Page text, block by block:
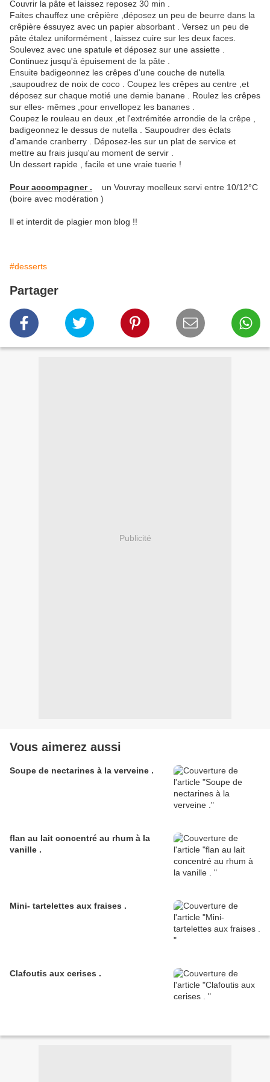
Couvrir la pâte et laissez reposez 30 min .
Faites chauffez une crêpière ,déposez un peu de beurre dans la
crêpière éssuyez avec un papier absorbant . Versez un peu de
pâte étalez uniformément , laissez cuire sur les deux faces.
Soulevez avec une spatule et déposez sur une assiette .
Continuez jusqu'à épuisement de la pâte .
Ensuite badigeonnez les crêpes d'une couche de nutella
,saupoudrez de noix de coco . Coupez les crêpes au centre ,et
déposez sur chaque motié une demie banane . Roulez les crêpes
sur elles- mêmes ,pour envellopez les bananes .
Coupez le rouleau en deux ,et l'extrémitée arrondie de la crêpe ,
badigeonnez le dessus de nutella . Saupoudrer des éclats
d'amande cranberry . Déposez-les sur un plat de service et
mettre au frais jusqu'au moment de servir .
Un dessert rapide , facile et une vraie tuerie !
Pour accompagner . un Vouvray moelleux servi entre 10/12°C
(boire avec modération )
Il et interdit de plagier mon blog !!
#desserts
Partager
Publicité
Vous aimerez aussi
Soupe de nectarines à la verveine .
flan au lait concentré au rhum à la
vanille .
Mini- tartelettes aux fraises .
Clafoutis aux cerises .